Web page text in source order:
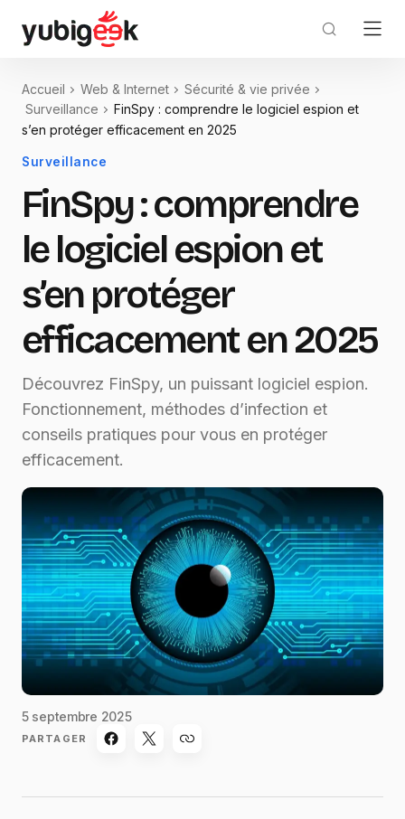
Accueil Web & Internet
Sécurité & vie privée
Surveillance
FinSpy : comprendre le logiciel espion et
s’en protéger efficacement en 2025
Surveillance
FinSpy : comprendre
le logiciel espion et
s’en protéger
efficacement en 2025
Découvrez FinSpy, un puissant logiciel espion.
Fonctionnement, méthodes d’infection et
conseils pratiques pour vous en protéger
efficacement.
5 septembre 2025
PARTAGER